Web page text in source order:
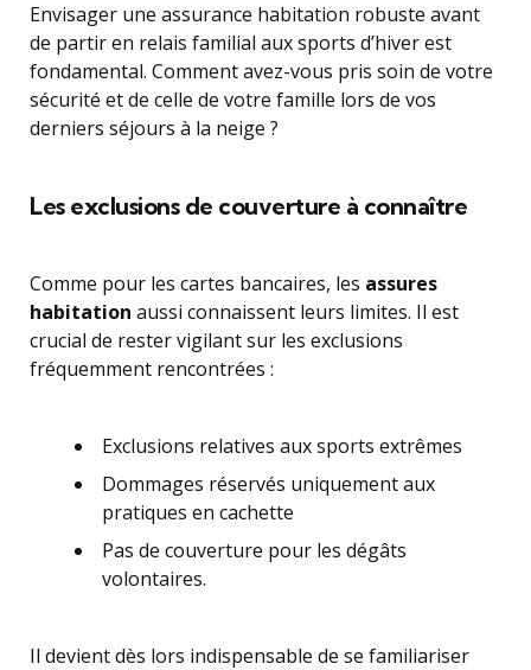
Envisager une assurance habitation robuste avant
de partir en relais familial aux sports d’hiver est
fondamental. Comment avez-vous pris soin de votre
sécurité et de celle de votre famille lors de vos
derniers séjours à la neige ?
Les exclusions de couverture à connaître
Comme pour les cartes bancaires, les assures
habitation aussi connaissent leurs limites. Il est
crucial de rester vigilant sur les exclusions
fréquemment rencontrées :
Exclusions relatives aux sports extrêmes
Dommages réservés uniquement aux
pratiques en cachette
Pas de couverture pour les dégâts
volontaires.
Il devient dès lors indispensable de se familiariser